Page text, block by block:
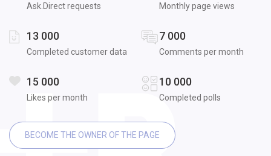
Ask.Direct requests Monthly page views
13 000
Completed customer data
7 000
Comments per month
15 000
Likes per month
10 000
Completed polls
BECOME THE OWNER OF THE PAGE